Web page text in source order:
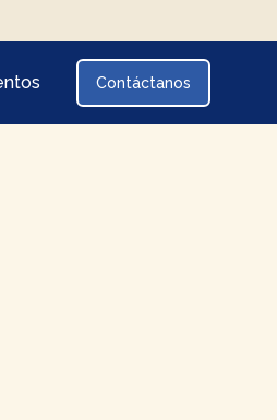
Contáctanos